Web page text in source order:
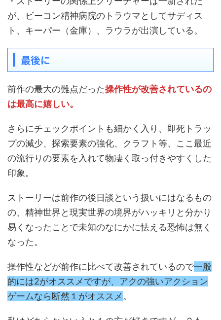
が、ビーコン精神病院のトラウマとしてサディス
ト、キーパー（金庫）、ラウラが出演している。
最後に
前作の最大の難点だった操作性が改善されているの
は最高に嬉しい。
さらにチェックポイントも細かく入り、即死トラッ
プの減少、探索要素の強化、クラフト等、ここ最近
の流行りの要素を入れて物凄く取っ付きやすくした
印象。
ストーリーは前作の後日談という扱いにはなるもの
の、精神世界と現実世界の境界がハッキリと分かり
易くなったことで未知のなにかに怯える恐怖は無く
なった。
操作性などが前作に比べて改善されているので一般
的には2がオススメですが、アクの強いアクション
ゲームなら断然１がオススメ 。